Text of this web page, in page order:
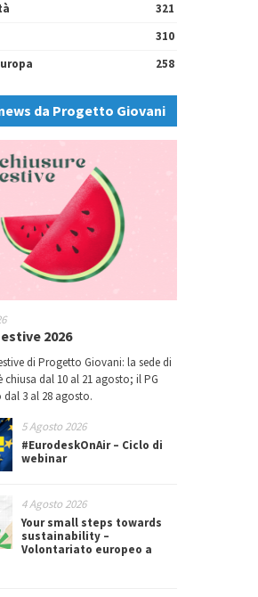
321
310
258
da Progetto Giovani
2026
di Progetto Giovani: la sede di
chiusa dal 10 al 21 agosto; il PG
dal 3 al 28 agosto.
5 Agosto 2026
#EurodeskOnAir – Ciclo di
webinar
4 Agosto 2026
Your small steps towards
sustainability –
Volontariato europeo a